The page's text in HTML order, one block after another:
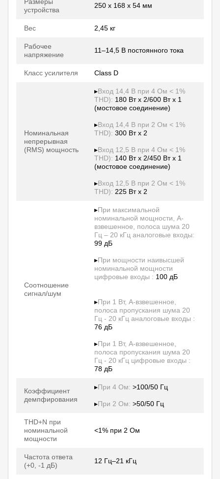
Размеры
устройства
250 x 168 x 54 мм
Вес 2,45 кг
Рабочее
напряжение
11–14,5 В постоянного тока
Класс усилителя Class D
Номинальная
непрерывная
(RMS) мощность
▸Вход 14,4 В при 4 Ом < 1%
THD): 180 Вт x 2/600 Вт x 1
(мостовое соединение)
▸Вход 14,4 В при 2 Ом < 1%
THD): 300 Вт x 2
▸Вход 12,5 В при 4 Ом < 1%
THD): 140 Вт x 2/450 Вт x 1
(мостовое соединение)
▸Вход 12,5 В при 2 Ом < 1%
THD): 225 Вт x 2
Соотношение
сигнал/шум
▸При максимальной
номинальной мощности, A-
взвешенное, полоса шума 20
Гц – 20 кГц аналоговые входы:
99 дБ
▸При мощности наивысшей
номинальной мощности
цифровые входы : 100 дБ
▸При 1 Вт, A-взвешенное,
полоса пропускания шума 20
Гц - 20 кГц аналоговые входы :
76 дБ
▸При 1 Вт, A-взвешенное,
полоса пропускания шума 20
Гц - 20 кГц цифровые входы :
78 дБ
Коэффициент
демпфирования
▸При 4 Ом: >100/50 Гц
▸При 2 Ом: >50/50 Гц
THD+N при
номинальной
мощности
<1% при 2 Ом
Частота ответа
(+0, -1 дБ)
12 Гц–21 кГц